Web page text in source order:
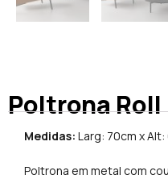
Poltrona Roll
Medidas: Larg: 70cm x
Poltrona em metal com